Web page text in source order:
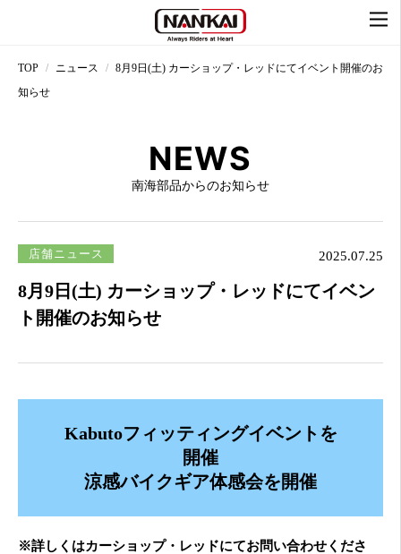
TOP ニュース
8月9日(土) カーショップ・レッドにてイベント開催のお
知らせ
NEWS
南海部品からのお知らせ
店舗ニュース 2025.07.25
8月9日(土) カーショップ・レッドにてイベン
ト開催のお知らせ
Kabutoフィッティングイベントを
開催
涼感バイクギア体感会を開催
※詳しくはカーショップ・レッドにてお問い合わせくださ